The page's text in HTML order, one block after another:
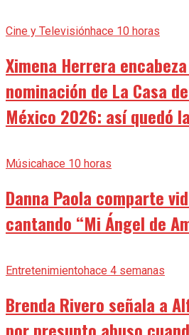
Cine y Televisiónhace 10 horas
Ximena Herrera
nominación de La Casa
México 2026: así quedó
Músicahace 10 horas
Danna Paola comparte
cantando “Mi Ángel de
Entretenimientohace 4 semanas
Brenda Rivero señala a